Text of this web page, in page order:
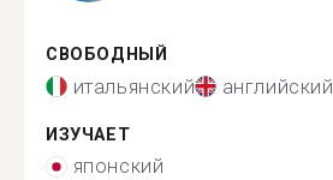
СВОБОДНЫЙ
итальянский английский
ИЗУЧАЕТ
японский